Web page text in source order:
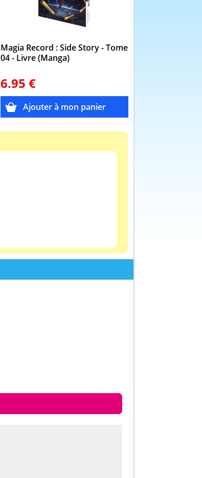
Magia Record : Side Story - Tome
04 - Livre (Manga)
6.95 €